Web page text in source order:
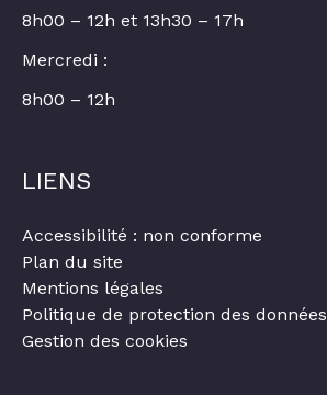
8h00 – 12h et 13h30 – 17h
Mercredi :
8h00 – 12h
LIENS
Accessibilité : non conforme
Plan du site
Mentions légales
Politique de protection des données
Gestion des cookies